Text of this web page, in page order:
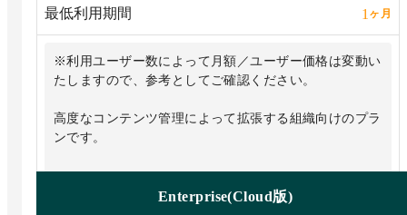
最低利用期間 1 ヶ月
※利用ユーザー数によって月額／ユーザー価格は変動い
たしますので、参考としてご確認ください。
高度なコンテンツ管理によって拡張する組織向けのプラ
ンです。
Enterprise(Cloud版)